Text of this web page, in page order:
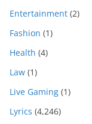
Entertainment (2)
Fashion (1)
Health (4)
Law (1)
Live Gaming (1)
Lyrics (4,246)